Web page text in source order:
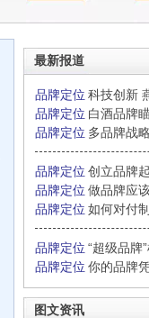
最新报道
品牌定位 科技创新
品牌定位 白酒品牌
品牌定位 多品牌战
品牌定位 创立品牌
品牌定位 做品牌应
品牌定位 如何对付
品牌定位 “超级品牌
品牌定位 你的品牌
图文资讯